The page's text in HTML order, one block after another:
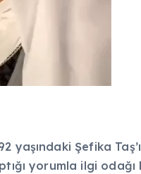
yaşındaki Şefika
yorumla ilgi odağı